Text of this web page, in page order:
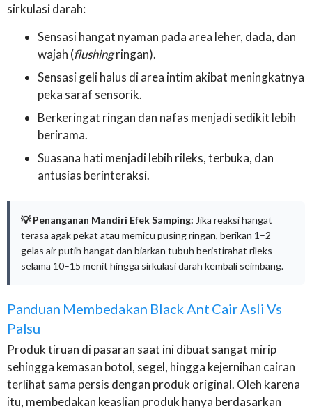
sirkulasi darah:
Sensasi hangat nyaman pada area leher, dada, dan
wajah (flushingringan).
Sensasi geli halus di area intim akibat meningkatnya
peka saraf sensorik.
Berkeringat ringan dan nafas menjadi sedikit lebih
berirama.
Suasana hati menjadi lebih rileks, terbuka, dan
antusias berinteraksi.
💡 Penanganan Mandiri Efek Samping: Jika reaksi hangat
terasa agak pekat atau memicu pusing ringan, berikan 1–2
gelas air putih hangat dan biarkan tubuh beristirahat rileks
selama 10–15 menit hingga sirkulasi darah kembali seimbang.
Panduan Membedakan Black Ant Cair Asli Vs
Palsu
Produk tiruan di pasaran saat ini dibuat sangat mirip
sehingga kemasan botol, segel, hingga kejernihan cairan
terlihat sama persis dengan produk original. Oleh karena
itu, membedakan keaslian produk hanya berdasarkan